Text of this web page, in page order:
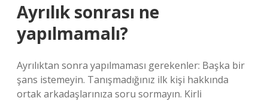
Ayrılık sonrası ne
yapılmamalı?
Ayrılıktan sonra yapılmaması gerekenler: Başka bir
şans istemeyin. Tanışmadığınız ilk kişi hakkında
ortak arkadaşlarınıza soru sormayın. Kirli